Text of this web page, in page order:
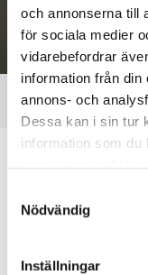
och annonserna till
för sociala medier
vidarebefordrar
information från din
annons- och
Dessa kan i sin tur
information som du
Nödvändig
Inställningar